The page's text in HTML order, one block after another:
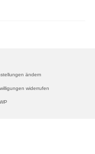
ändern
widerrufen